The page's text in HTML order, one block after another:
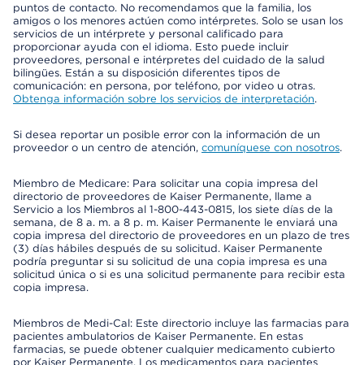
puntos de contacto. No recomendamos que la familia, los
amigos o los menores actúen como intérpretes. Solo se usan los
servicios de un intérprete y personal calificado para
proporcionar ayuda con el idioma. Esto puede incluir
proveedores, personal e intérpretes del cuidado de la salud
bilingües. Están a su disposición diferentes tipos de
comunicación: en persona, por teléfono, por video u otras.
Obtenga información sobre los servicios de interpretación.
Si desea reportar un posible error con la información de un
proveedor o un centro de atención, comuníquese con nosotros.
Miembro de Medicare: Para solicitar una copia impresa del
directorio de proveedores de Kaiser Permanente, llame a
Servicio a los Miembros al 1-800-443-0815, los siete días de la
semana, de 8 a. m. a 8 p. m. Kaiser Permanente le enviará una
copia impresa del directorio de proveedores en un plazo de tres
(3) días hábiles después de su solicitud. Kaiser Permanente
podría preguntar si su solicitud de una copia impresa es una
solicitud única o si es una solicitud permanente para recibir esta
copia impresa.
Miembros de Medi-Cal: Este directorio incluye las farmacias para
pacientes ambulatorios de Kaiser Permanente. En estas
farmacias, se puede obtener cualquier medicamento cubierto
por Kaiser Permanente. Los medicamentos para pacientes